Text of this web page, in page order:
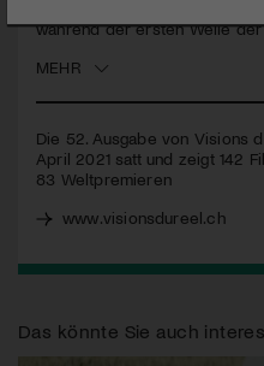
während der ersten Welle
MEHR
Die 52. Ausgabe von Visions
April 2021 satt und zeigt 142
83 Weltpremieren
www.visionsdureel.ch
Das könnte Sie auch